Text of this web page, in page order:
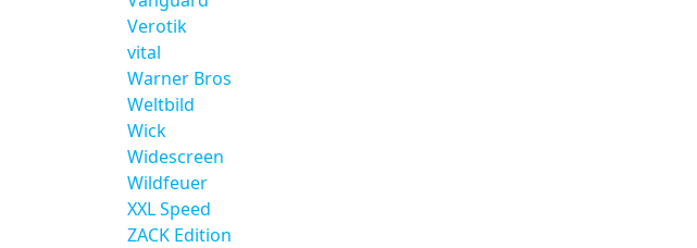
Verotik
vital
Warner Bros
Weltbild
Wick
Widescreen
Wildfeuer
XXL Speed
ZACK Edition